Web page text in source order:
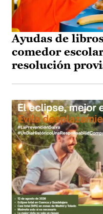
Ayudas de
comedor
resolución